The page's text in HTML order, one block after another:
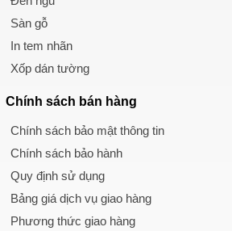
Sàn gỗ
In tem nhãn
Xốp dán tường
Chính sách bán hàng
Chính sách bảo mật thông tin
Chính sách bảo hành
Quy định sử dụng
Bảng giá dịch vụ giao hàng
Phương thức giao hàng